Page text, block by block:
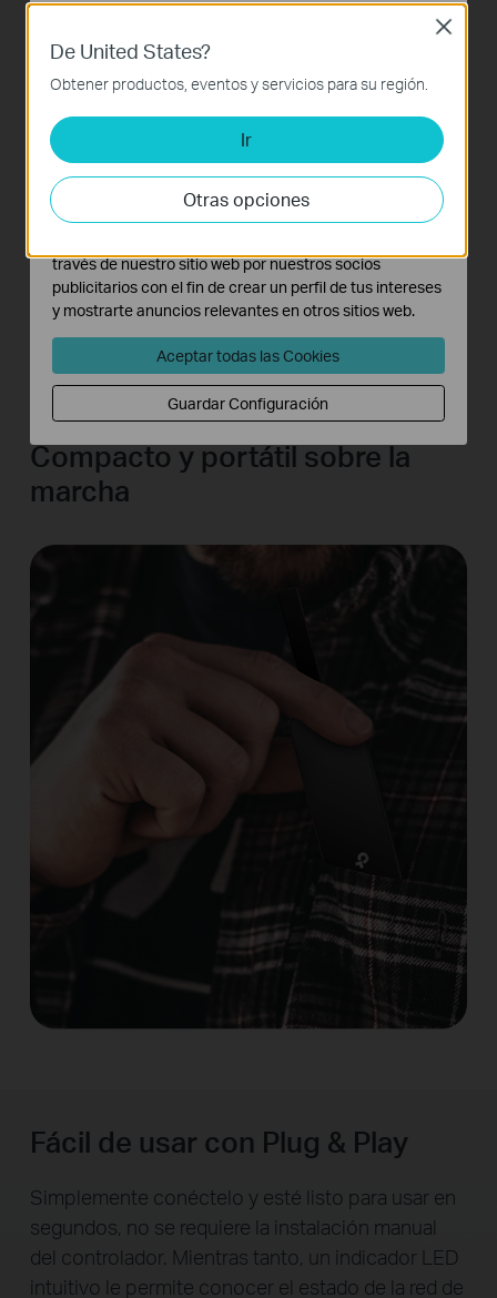
2,8 pulgadas
1 en
Compacto y portátil sobre la
marcha
Fácil de usar con Plug & Play
Simplemente conéctelo y esté listo para usar en
segundos, no se requiere la instalación manual
del controlador. Mientras tanto, un indicador LED
intuitivo le permite conocer el estado de la red de
De United States?
Obtener productos, eventos y servicios para su región.
Ir
Otras opciones
Close
Cookies Básicas
Estas cookies son necesarias para el funcionamiento
del sitio web y no pueden desactivarse en tu sistema.
Cookies de Análisis y de Marketing
Las cookies de análisis nos permiten analizar tus
actividades en nuestro sitio web con el fin de mejorar y
adaptar la funcionalidad del mismo.
través de nuestro sitio web por nuestros socios
publicitarios con el fin de crear un perfil de tus intereses
y mostrarte anuncios relevantes en otros sitios web.
Aceptar todas las Cookies
Guardar Configuración